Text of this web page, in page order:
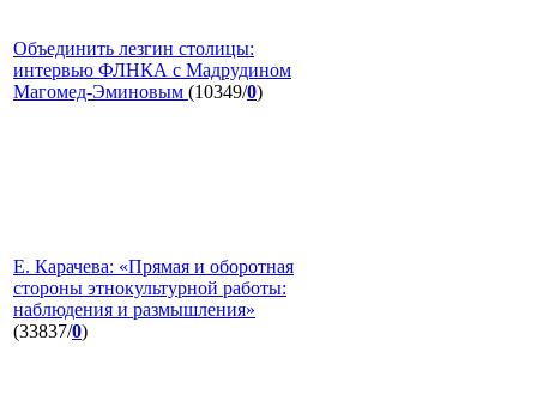
Объединить лезгин столицы:
интервью ФЛНКА с Мадрудином
Магомед-Эминовым (10349/0)
Е. Карачева: «Прямая и оборотная
стороны этнокультурной работы:
наблюдения и размышления»
(33837/0)